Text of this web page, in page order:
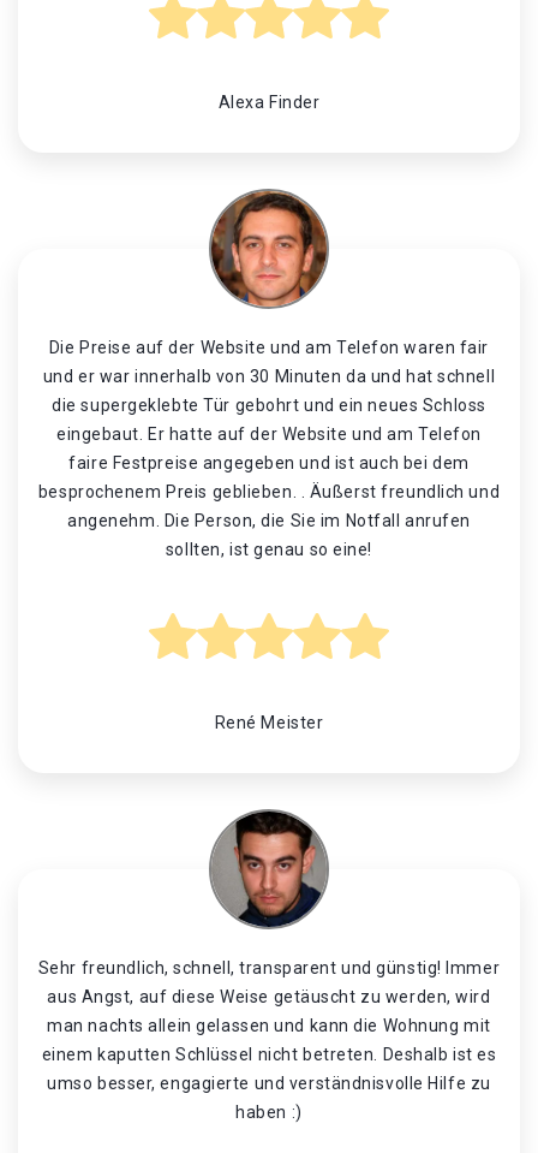
Alexa Finder
Die Preise auf der Website und am Telefon waren fair
und er war innerhalb von 30 Minuten da und hat schnell
die supergeklebte Tür gebohrt und ein neues Schloss
eingebaut. Er hatte auf der Website und am Telefon
faire Festpreise angegeben und ist auch bei dem
besprochenem Preis geblieben. . Äußerst freundlich und
angenehm. Die Person, die Sie im Notfall anrufen
sollten, ist genau so eine!
René Meister
Sehr freundlich, schnell, transparent und günstig! Immer
aus Angst, auf diese Weise getäuscht zu werden, wird
man nachts allein gelassen und kann die Wohnung mit
einem kaputten Schlüssel nicht betreten. Deshalb ist es
umso besser, engagierte und verständnisvolle Hilfe zu
haben :)